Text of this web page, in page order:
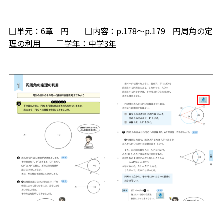
□単元：6章 円 □内容：p.178～p.179 円周角の定
理の利用 □学年：中学3年